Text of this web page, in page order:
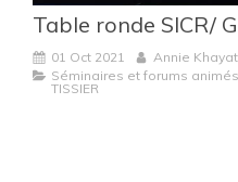
01 Oct 2021
Annie
Séminaires et forums
TISSIER